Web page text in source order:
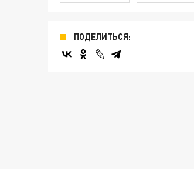
ПОДЕЛИТЬСЯ: